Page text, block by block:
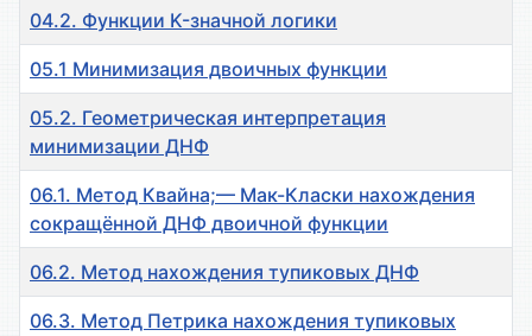
04.2. Функции K-значной логики
05.1 Минимизация двоичных функции
05.2. Геометрическая интерпретация
минимизации ДНФ
06.1. Метод Квайна;— Мак-Класки нахождения
сокращённой ДНФ двоичной функции
06.2. Метод нахождения тупиковых ДНФ
06.3. Метод Петрика нахождения тупиковых